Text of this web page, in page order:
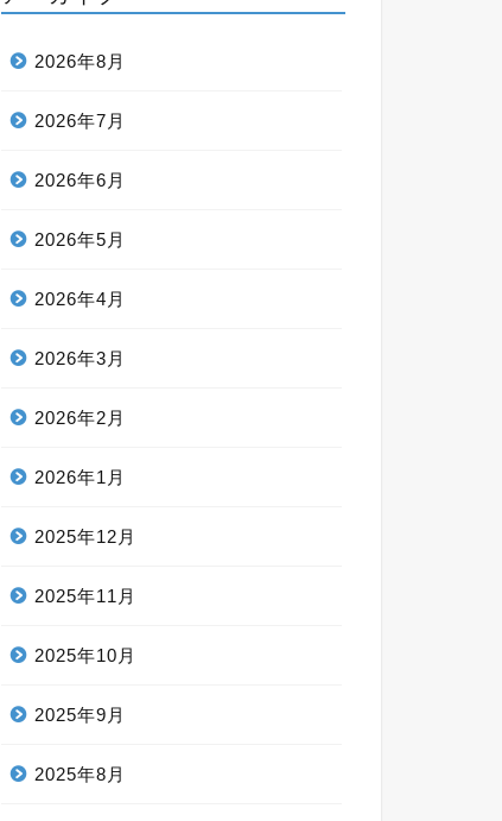
2026年8月
2026年7月
2026年6月
2026年5月
2026年4月
2026年3月
2026年2月
2026年1月
2025年12月
2025年11月
2025年10月
2025年9月
2025年8月